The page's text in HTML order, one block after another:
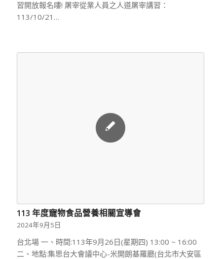
習開放報名嘍! 屠宰從業人員之人道屠宰講習：
113/10/21…
113 年度寵物食品營養相關宣導會
2024年9月5日
台北場 一、時間:113年9月26日(星期四) 13:00 ~ 16:00
二、地點:集思台大會議中心-米開朗基羅廳(台北市大安區